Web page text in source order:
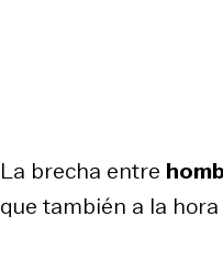
La brecha entre
que también a la